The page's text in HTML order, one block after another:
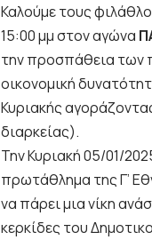
Καλούμε τους
15:00 μμ στον αγώνα
την προσπάθεια των
οικονομική
Κυριακής
διαρκείας).
Την Κυριακή 05/01/
πρωτάθλημα της Γ’
να πάρει μια νίκη
κερκίδες του